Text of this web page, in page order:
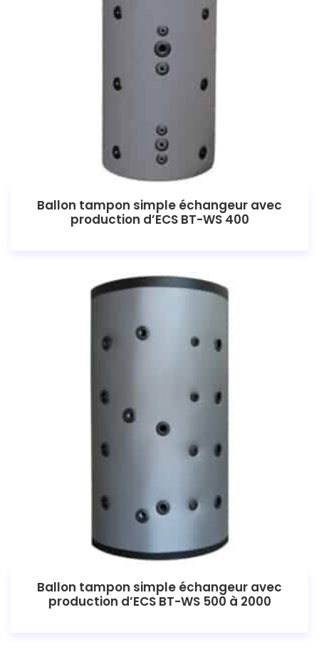
Ballon tampon simple échangeur avec
production d’ECS BT-WS 400
Ballon tampon simple échangeur avec
production d’ECS BT-WS 500 à 2000